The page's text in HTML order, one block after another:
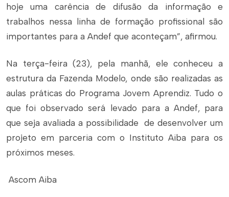
hoje uma carência de difusão da informação e
trabalhos nessa linha de formação profissional são
importantes para a Andef que aconteçam”, afirmou.
Na terça-feira (23), pela manhã, ele conheceu a
estrutura da Fazenda Modelo, onde são realizadas as
aulas práticas do Programa Jovem Aprendiz. Tudo o
que foi observado será levado para a Andef, para
que seja avaliada a possibilidade de desenvolver um
projeto em parceria com o Instituto Aiba para os
próximos meses.
Ascom Aiba